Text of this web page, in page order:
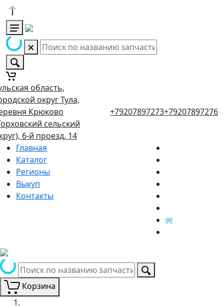
область,
округ Тула,
Крюково
сельский
6-й проезд, 14
+79207897273+79207897276
Главная
Каталог
Регионы
Выкуп
Контакты
Корзина